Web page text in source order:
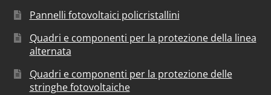
Pannelli fotovoltaici policristallini
Quadri e componenti per la protezione della linea
alternata
Quadri e componenti per la protezione delle
stringhe fotovoltaiche